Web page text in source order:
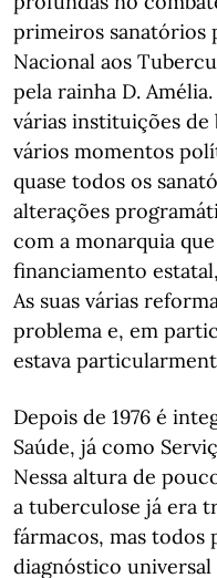
primeiros sanatórios
Nacional aos
pela rainha D.
várias instituições de
vários momentos
quase todos os
alterações
com a monarquia
financiamento
As suas várias
problema e, em
estava
Depois de 1976 é
Saúde, já como
Nessa altura de
a tuberculose já era
fármacos, mas todos
diagnóstico universal